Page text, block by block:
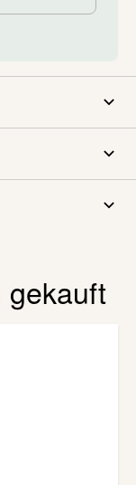
gekauft